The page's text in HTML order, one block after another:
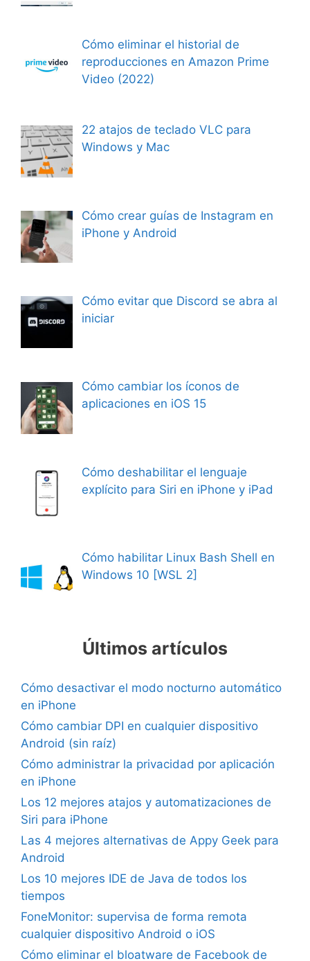
Cómo eliminar el historial de
reproducciones en Amazon Prime
Video (2022)
22 atajos de teclado VLC para
Windows y Mac
Cómo crear guías de Instagram en
iPhone y Android
Cómo evitar que Discord se abra al
iniciar
Cómo cambiar los íconos de
aplicaciones en iOS 15
Cómo deshabilitar el lenguaje
explícito para Siri en iPhone y iPad
Cómo habilitar Linux Bash Shell en
Windows 10 [WSL 2]
Últimos artículos
Cómo desactivar el modo nocturno automático
en iPhone
Cómo cambiar DPI en cualquier dispositivo
Android (sin raíz)
Cómo administrar la privacidad por aplicación
en iPhone
Los 12 mejores atajos y automatizaciones de
Siri para iPhone
Las 4 mejores alternativas de Appy Geek para
Android
Los 10 mejores IDE de Java de todos los
tiempos
FoneMonitor: supervisa de forma remota
cualquier dispositivo Android o iOS
Cómo eliminar el bloatware de Facebook de